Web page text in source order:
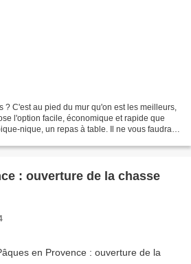
? C'est au pied du mur qu'on est les meilleurs,
l'option facile, économique et rapide que
nique, un repas à table. Il ne vous faudra
: ouverture de la chasse